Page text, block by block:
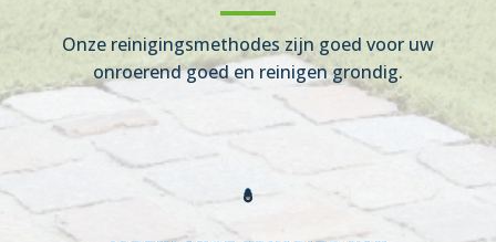
Onze reinigingsmethodes zijn goed voor uw
onroerend goed en reinigen grondig.